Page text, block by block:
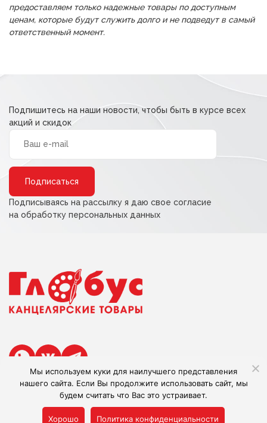
предоставляем только надежные товары по доступным
ценам, которые будут служить долго и не подведут в самый
ответственный момент.
Подпишитесь на наши новости, чтобы быть в курсе всех
акций и скидок
Подписываясь на рассылку я даю свое согласие
на обработку персональных данных
Сделано в Adlibis
Мы используем куки для наилучшего представления
нашего сайта. Если Вы продолжите использовать сайт, мы
будем считать что Вас это устраивает.
Хорошо Политика конфиденциальности